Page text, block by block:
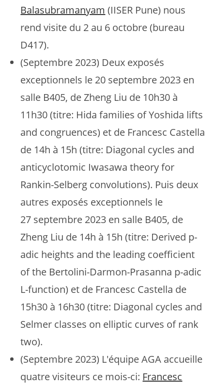
Balasubramanyam (IISER Pune) nous
rend visite du 2 au 6 octobre (bureau
D417).
(Septembre 2023) Deux exposés
exceptionnels le 20 septembre 2023 en
salle B405, de Zheng Liu de 10h30 à
11h30 (titre: Hida families of Yoshida lifts
and congruences) et de Francesc Castella
de 14h à 15h (titre: Diagonal cycles and
anticyclotomic Iwasawa theory for
Rankin-Selberg convolutions). Puis deux
autres exposés exceptionnels le
27 septembre 2023 en salle B405, de
Zheng Liu de 14h à 15h (titre: Derived p-
adic heights and the leading coefficient
of the Bertolini-Darmon-Prasanna p-adic
L-function) et de Francesc Castella de
15h30 à 16h30 (titre: Diagonal cycles and
Selmer classes on elliptic curves of rank
two).
(Septembre 2023) L'équipe AGA accueille
quatre visiteurs ce mois-ci: Francesc